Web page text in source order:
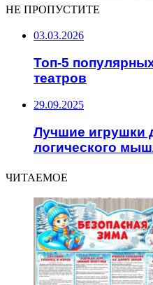
НЕ ПРОПУСТИТЕ
03.03.2026
Топ-5
театров
29.09.2025
Лучшие игрушки
логического
ЧИТАЕМОЕ